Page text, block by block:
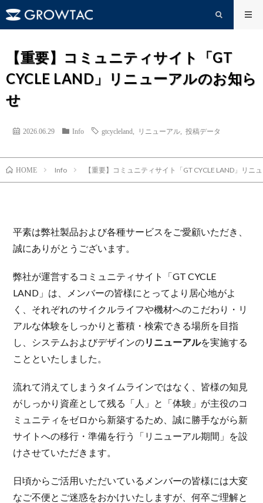
【重要】コミュニティサイト「GT
CYCLE LAND」リニューアルのお知ら
せ
2026.06.29 Info gtcycleland リニューアル 投稿データ
HOME Info 【重要】コミュニティサイト「GT CYCLE LAND」リニ
平素は弊社製品および各種サービスをご愛顧いただき、
誠にありがとうございます。
弊社が運営するコミュニティサイト「GT CYCLE
LAND」は、メンバーの皆様にとってより居心地がよ
く、それぞれのサイクルライフや機材へのこだわり・リ
アルな体験をしっかりと蓄積・検索できる場所を目指
し、システムおよびデザインのリニューアルを実施する
ことといたしました。
流れて消えてしまうタイムラインではなく、皆様の知見
がしっかり資産として残る「人」と「体験」が主役のコ
ミュニティをゼロから新築するため、誠に勝手ながら新
サイトへの移行・準備を行う「リニューアル期間」を設
けさせていただきます。
日頃からご活用いただいているメンバーの皆様には大変
なご不便とご迷惑をおかけいたしますが、何卒ご理解と